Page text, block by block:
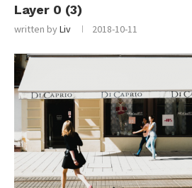
Layer 0 (3)
written byLiv 2018-10-11